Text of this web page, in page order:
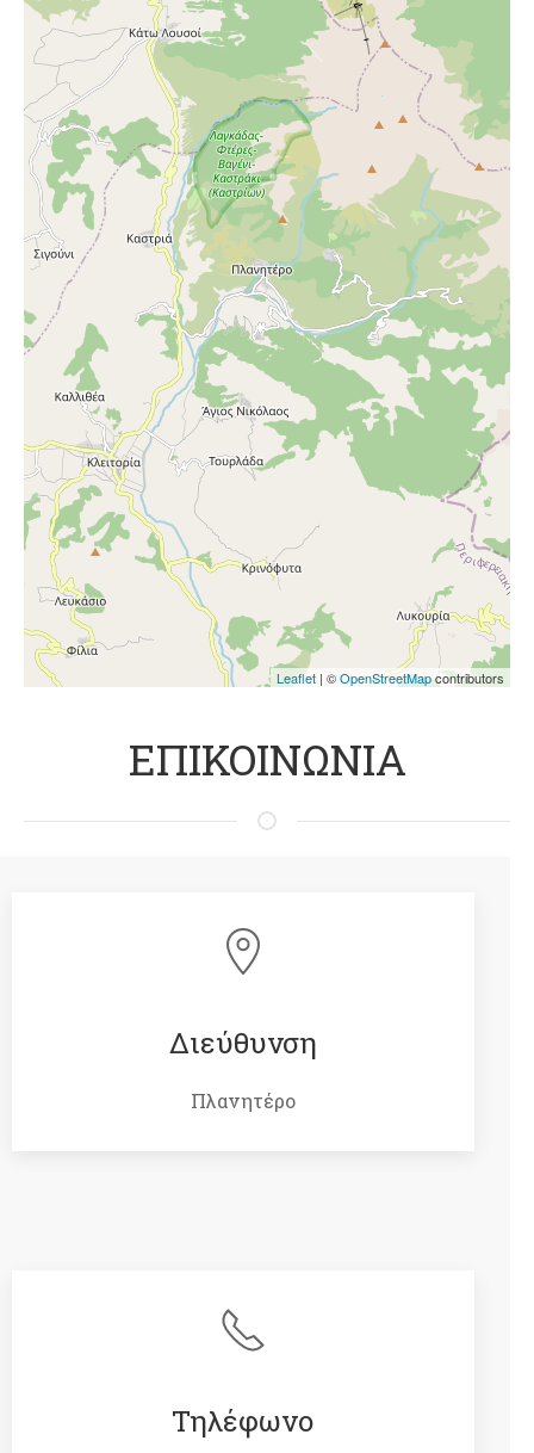
Leaflet | ©OpenStreetMapcontributors
ΕΠΙΚΟΙΝΩΝΙΑ
Διεύθυνση
Πλανητέρο
Τηλέφωνο